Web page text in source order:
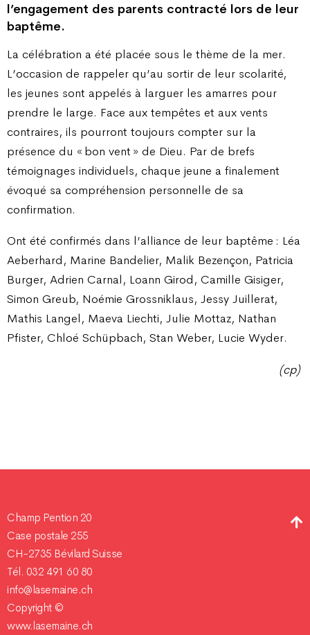
l’engagement des parents contracté lors de leur
baptême.
La célébration a été placée sous le thème de la mer.
L’occasion de rappeler qu’au sortir de leur scolarité,
les jeunes sont appelés à larguer les amarres pour
prendre le large. Face aux tempêtes et aux vents
contraires, ils pourront toujours compter sur la
présence du « bon vent » de Dieu. Par de brefs
témoignages individuels, chaque jeune a finalement
évoqué sa compréhension personnelle de sa
confirmation.
Ont été confirmés dans l’alliance de leur baptême : Léa
Aeberhard, Marine Bandelier, Malik Bezençon, Patricia
Burger, Adrien Carnal, Loann Girod, Camille Gisiger,
Simon Greub, Noémie Grossniklaus, Jessy Juillerat,
Mathis Langel, Maeva Liechti, Julie Mottaz, Nathan
Pfister, Chloé Schüpbach, Stan Weber, Lucie Wyder.
(cp)
Champ Pention 20
Case postale 255
CH-2735 Bévilard Suisse
Tél. 032 491 60 80
info@lasemaine.ch
Copyright ©
www.lasemaine.ch